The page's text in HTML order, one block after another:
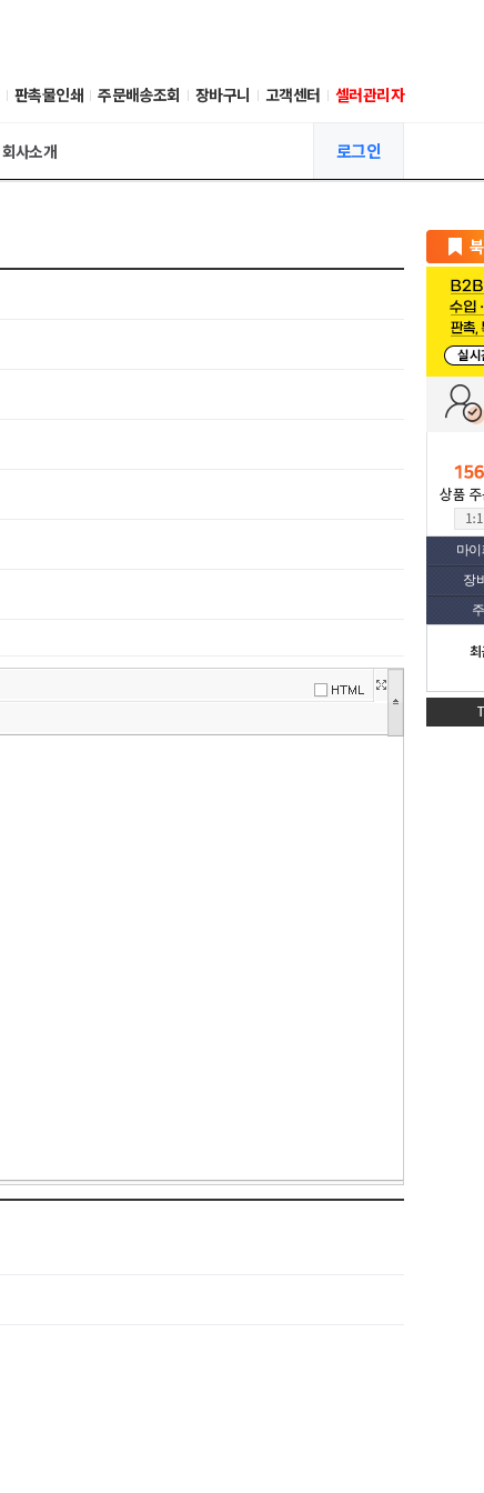
판촉물인쇄 주문배송조회 장바구니 고객센터 셀러관리자
회사소개 로그인
마
장